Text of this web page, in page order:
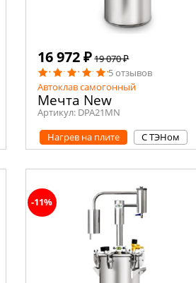
16 972 ₽19 070 ₽
5 отзывов
Автоклав самогонный
Мечта New
Артикул: DPA21MN
Нагрев на плите С ТЭНом
-11%